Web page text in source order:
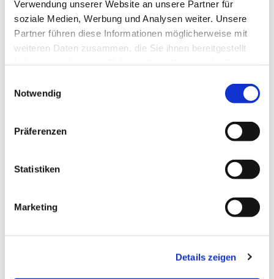
Verwendung unserer Website an unsere Partner für
soziale Medien, Werbung und Analysen weiter. Unsere
Partner führen diese Informationen möglicherweise mit
weiteren Daten zusammen, die Sie ihnen bereitgestellt
Notwendig
Präferenzen
Statistiken
Marketing
Details zeigen
Dies könnte Sie auch
interessieren